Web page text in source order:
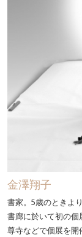
金澤翔子
書家。5歳のときよ
書廊に於いて初の
尊寺などで個展を開